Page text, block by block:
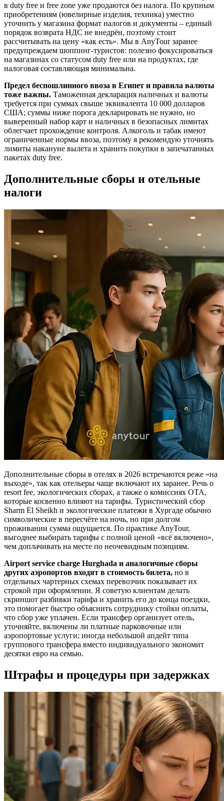
в duty free и free zone уже продаются без налога. По крупным
приобретениям (ювелирные изделия, техника) уместно
уточнить у магазина формат налогов и документы – единый
порядок возврата НДС не внедрён, поэтому стоит
рассчитывать на цену «как есть». Мы в AnyTour заранее
предупреждаем шоппинг-туристов: полезно фокусироваться
на магазинах со статусом duty free или на продуктах, где
налоговая составляющая минимальна.
Предел беспошлинного ввоза в Египет и правила валюты
тоже важны. Таможенная декларация наличных и валюты
требуется при суммах свыше эквивалента 10 000 долларов
США; суммы ниже порога декларировать не нужно, но
выверенный набор карт и наличных в безопасных лимитах
облегчает прохождение контроля. Алкоголь и табак имеют
ограниченные нормы ввоза, поэтому я рекомендую уточнять
лимиты накануне вылета и хранить покупки в запечатанных
пакетах duty free.
Дополнительные сборы и отельные
налоги
Дополнительные сборы в отелях в 2026 встречаются реже «на
выходе», так как отельеры чаще включают их заранее. Речь о
resort fee, экологических сборах, а также о комиссиях OTA,
которые косвенно влияют на тарифы. Туристический сбор
Sharm El Sheikh и экологические платежи в Хургаде обычно
символические в пересчёте на ночь, но при долгом
проживании сумма ощущается. По практике AnyTour,
выгоднее выбирать тарифы с полной ценой «всё включено»,
чем доплачивать на месте по неочевидным позициям.
Airport service charge Hurghada и аналогичные сборы
других аэропортов входят в стоимость билета, но в
отдельных чартерных схемах перевозчик показывает их
строкой при оформлении. Я советую клиентам делать
скриншот разбивки тарифа и хранить его до конца поездки,
это помогает быстро объяснить сотруднику стойки оплаты,
что сбор уже уплачен. Если трансфер организует отель,
уточняйте, включены ли платные парковочные или
аэропортовые услуги; иногда небольшой апдейт типа
группового трансфера вместо индивидуального экономит
десятки евро на семью.
Штрафы и процедуры при задержках